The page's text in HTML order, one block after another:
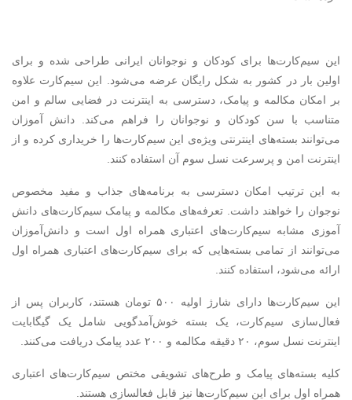
این سیم‌کارت‌ها برای کودکان و نوجوانان ایرانی طراحی شده و برای
اولین بار در کشور به شکل رایگان عرضه می‌شود. این سیم‌کارت علاوه
بر امکان مکالمه و پیامک، دسترسی به اینترنت در فضایی سالم و امن
متناسب با سن کودکان و نوجوانان را فراهم می‌کند. دانش آموزان
می‌توانند بسته‌های اینترنتی ویژه‌ی این سیم‌کارت‌ها را خریداری کرده و از
اینترنت امن و پرسرعت نسل سوم آن استفاده کنند.
به این ترتیب امکان دسترسی به برنامه‌های جذاب و مفید مخصوص
نوجوان را خواهند داشت. تعرفه‌های مکالمه و پیامک سیم‌کارت‌های دانش
آموزی مشابه سیم‌کارت‌های اعتباری همراه اول است و دانش‌آموزان
می‌توانند از تمامی بسته‌هایی که برای سیم‌کارت‌های اعتباری همراه اول
ارائه می‌شود، استفاده کنند
این سیم‌کارت‌ها دارای شارژ اولیه ۵۰۰ تومان هستند، کاربران پس از
فعال‌سازی سیم‌کارت، یک بسته خوش‌آمدگویی شامل یک گیگابایت
اینترنت نسل سوم، ۲۰ دقیقه مکالمه و ۲۰۰ عدد پیامک دریافت می‌کنند
کلیه بسته‌های پیامک و طرح‌های تشویقی مختص سیم‌کارت‌های اعتباری
همراه اول برای این ‌سیم‌کارت‌ها نیز قابل فعالسازی هستند